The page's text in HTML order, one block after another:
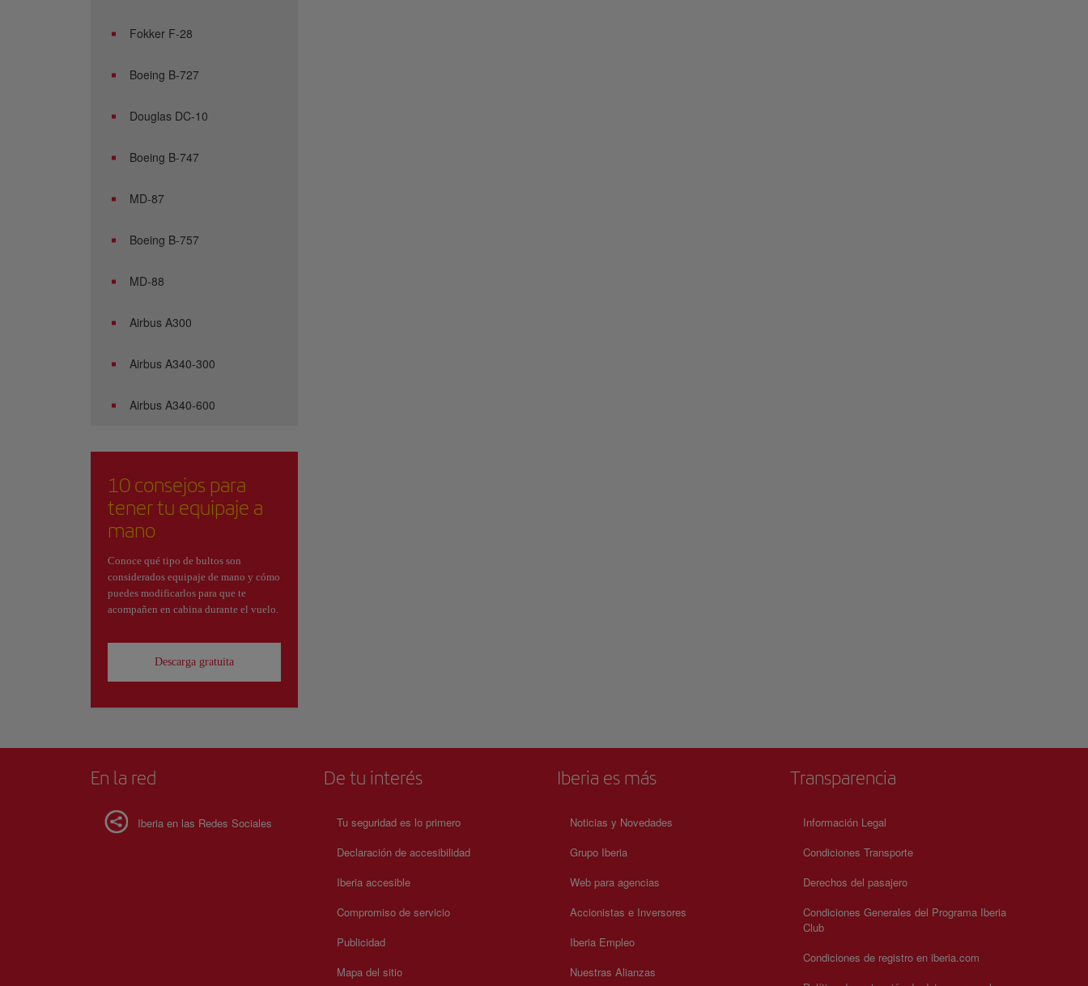
Fokker F-28
Boeing B-727
Douglas DC-10
Boeing B-747
MD-87
Boeing B-757
MD-88
Airbus A300
Airbus A340-300
Airbus A340-600
10 consejos para
tener tu equipaje a
mano
Conoce qué tipo de bultos son
considerados equipaje de mano y cómo
puedes modificarlos para que te
acompañen en cabina durante el vuelo.
Descarga gratuita
En la red
Iberia en las Redes Sociales
De tu interés
Tu seguridad es lo primero
Declaración de accesibilidad
Iberia accesible
Compromiso de servicio
Publicidad
Mapa del sitio
Iberia es más
Noticias y Novedades
Grupo Iberia
Web para agencias
Accionistas e Inversores
Iberia Empleo
Nuestras Alianzas
Transparencia
Información Legal
Condiciones Transporte
Derechos del pasajero
Condiciones Generales del Programa Iberia
Club
Condiciones de registro en iberia.com